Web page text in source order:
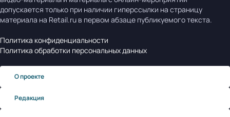
допускается только при наличии гиперссылки на страницу
материала на Retail.ru в первом абзаце публикуемого текста.
Политика конфиденциальности
Политика обработки персональных данных
О проекте
Редакция